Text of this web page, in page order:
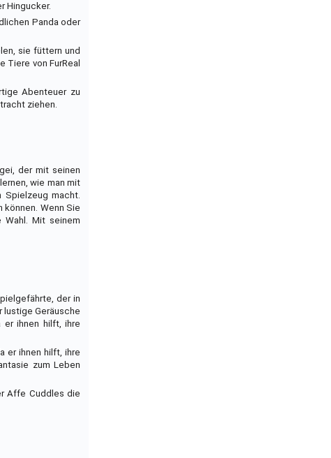
Hingucker.
Panda oder
sie füttern und
Tiere von FurReal
Abenteuer zu
ziehen.
der mit seinen
wie man mit
Spielzeug macht.
können. Wenn Sie
Mit seinem
der in
lustige Geräusche
er ihnen hilft, ihre
er ihnen hilft, ihre
zum Leben
Affe Cuddles die